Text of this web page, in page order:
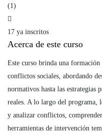
(1)
17 ya inscritos
Acerca de este curso
Este curso brinda una
conflictos sociales, abordando
normativos hasta las estrategias
reales. A lo largo del programa,
y analizar conflictos,
herramientas de intervención